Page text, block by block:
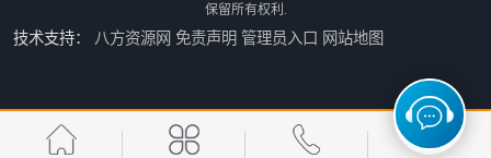
江苏LNG鹤管 太原船用臂厂家
保留所有权利.
技术支持： 八方资源网 免责声明 管理员入口 网站地图